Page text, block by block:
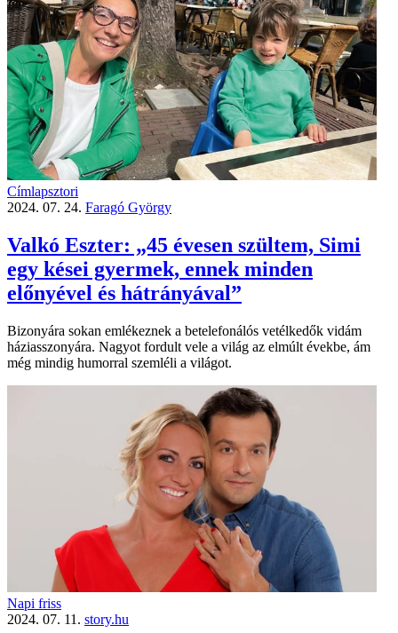
Címlapsztori
2024. 07. 24. Faragó György
Valkó Eszter: „45 évesen szültem, Simi
egy kései gyermek, ennek minden
előnyével és hátrányával”
Bizonyára sokan emlékeznek a betelefonálós vetélkedők vidám
háziasszonyára. Nagyot fordult vele a világ az elmúlt évekbe, ám
még mindig humorral szemléli a világot.
Napi friss
2024. 07. 11. story.hu